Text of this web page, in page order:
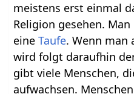
meistens erst einmal
Religion gesehen. Man
eineTaufe. Wenn man
wird folgt daraufhin
gibt viele Menschen,
aufwachsen.